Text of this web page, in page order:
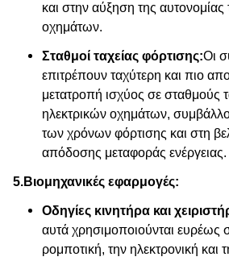
και στην αύξηση της
οχημάτων.
Σταθμοί ταχείας φόρτισης:Οι
επιτρέπουν ταχύτερη και πιο
μετατροπή ισχύος σε σταθμούς
ηλεκτρικών οχημάτων,
των χρόνων φόρτισης και στη
απόδοσης μεταφοράς ενέργειας.
5.Βιομηχανικές εφαρμογές:
Οδηγίες κινητήρα και
αυτά χρησιμοποιούνται ευρέως
ρομποτική, την ηλεκτρονική και